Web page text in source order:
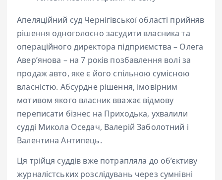
Апеляційний суд Чернігівської області прийняв
рішення одноголосно засудити власника та
операційного директора підприємства – Олега
Авер’янова – на 7 років позбавлення волі за
продаж авто, яке є його спільною сумісною
власністю. Абсурдне рішення, імовірним
мотивом якого власник вважає відмову
переписати бізнес на Приходька, ухвалили
судді Микола Оседач, Валерій Заболотний і
Валентина Антипець.
Ця трійця суддів вже потрапляла до об’єктиву
журналістських розслідувань через сумнівні